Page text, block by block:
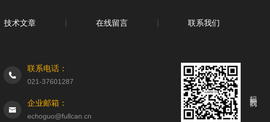
技术文章 在线留言 联系我们
联系电话：
021-37601287
企业邮箱：
echoguo@fullcan.cn